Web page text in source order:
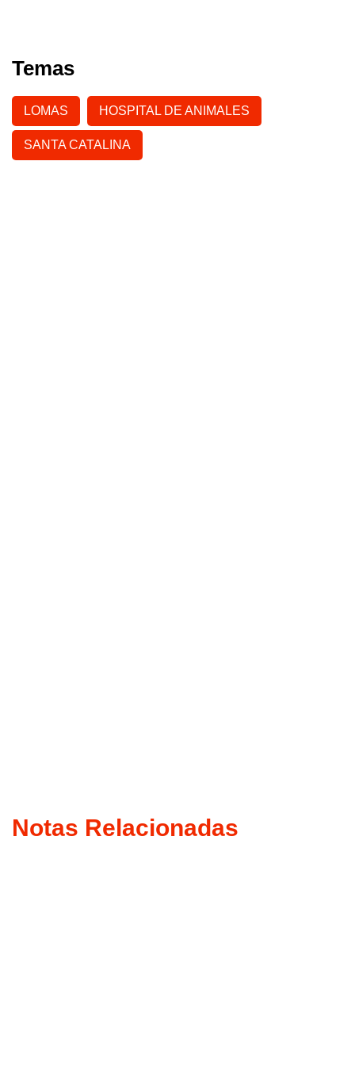
Temas
LOMAS HOSPITAL DE ANIMALES
SANTA CATALINA
Notas Relacionadas